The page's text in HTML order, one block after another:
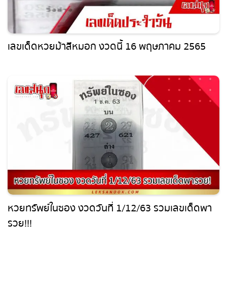
เลขเด็ดหวยม้าสีหมอก งวดนี้ 16 พฤษภาคม 2565
หวยทรัพย์ในซอง งวดวันที่ 1/12/63 รวมเลขเด็ดพา
รวย!!!